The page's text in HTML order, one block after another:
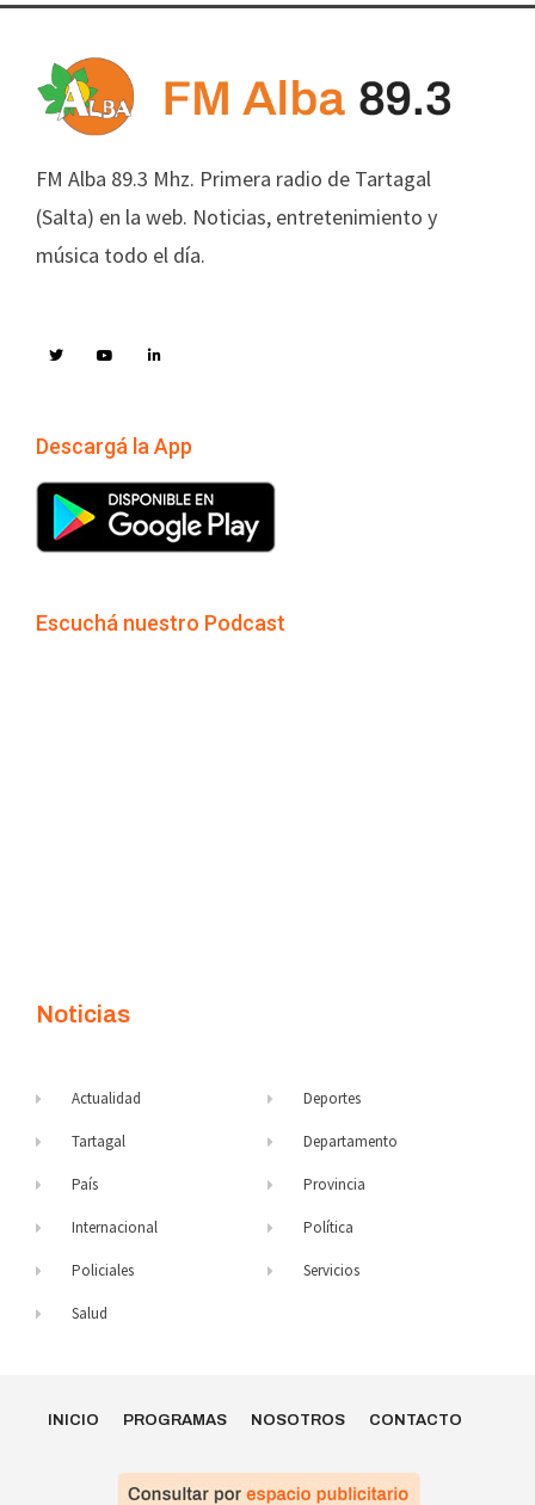
FM Alba 89.3 Mhz. Primera radio de Tartagal
(Salta) en la web. Noticias, entretenimiento y
música todo el día.
Descargá la App
Escuchá nuestro Podcast
Noticias
Actualidad
Tartagal
País
Internacional
Policiales
Salud
Deportes
Departamento
Provincia
Política
Servicios
INICIO PROGRAMAS NOSOTROS CONTACTO